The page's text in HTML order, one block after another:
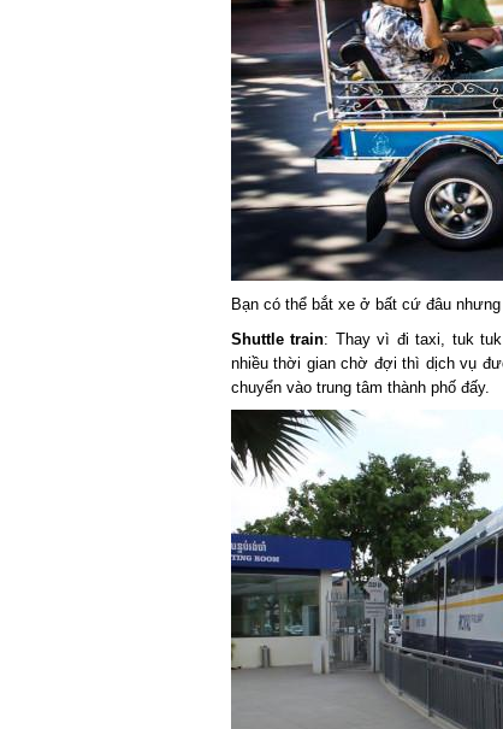
Bạn có thể bắt xe ở bất cứ đâu
Shuttle train: Thay vì đi taxi, tuk tuk
nhiều thời gian chờ đợi thì dịch vụ
chuyển vào trung tâm thành phố đấy.